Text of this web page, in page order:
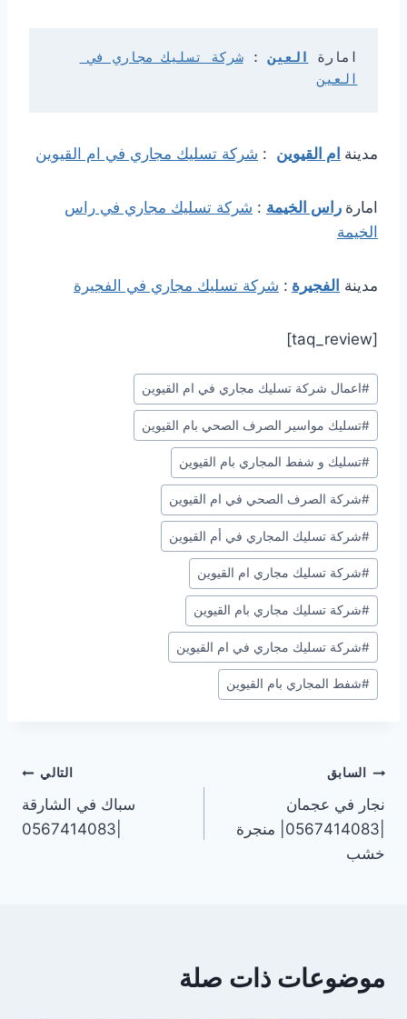
امارة العين :
شركة تسليك مجاري في
العين
مدينة ام القيوين : شركة تسليك مجاري في ام القيوين
امارة راس الخيمة : شركة تسليك مجاري في راس
الخيمة
مدينة الفجيرة : شركة تسليك مجاري في الفجيرة
[taq_review]
وسوم
المقال:
#اعمال شركة تسليك مجاري في ام القيوين
#تسليك مواسير الصرف الصحي بام القيوين
#تسليك و شفط المجاري بام القيوين
#شركة الصرف الصحي في ام القيوين
#شركة تسليك المجاري في أم القيوين
#شركة تسليك مجاري ام القيوين
#شركة تسليك مجاري بام القيوين
#شركة تسليك مجاري في ام القيوين
#شفط المجاري بام القيوين
تصفّح
المقالات
السابق
نجار في عجمان
|0567414083| منجرة
خشب
التالي
سباك في الشارقة
موضوعات ذات صلة